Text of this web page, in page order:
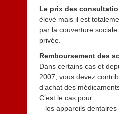
Le prix des
élevé mais il est
par la couverture sociale
privée.
Remboursement des
Dans certains cas et
2007, vous devez
d’achat des
C’est le cas pour :
– les appareils